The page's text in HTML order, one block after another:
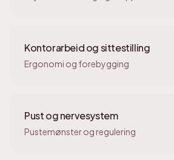
Kontorarbeid og sittestilling
Ergonomi og forebygging
Pust og nervesystem
Pustemønster og regulering